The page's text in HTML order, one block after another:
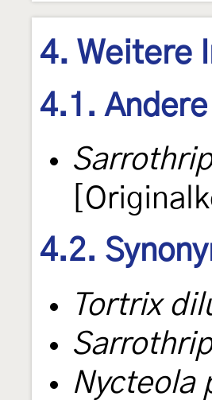
4. Weitere
4.1.
4.2.
Tortrix
Nycteola